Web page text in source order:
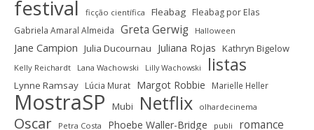
festival ficção científica Fleabag Fleabag por Elas
Gabriela Amaral Almeida Greta Gerwig Halloween
Jane Campion Julia Ducournau Juliana Rojas Kathryn Bigelow
Kelly Reichardt Lana Wachowski Lilly Wachowski listas
Lynne Ramsay Lúcia Murat Margot Robbie Marielle Heller
MostraSP Mubi Netflix olhardecinema
Oscar Petra Costa Phoebe Waller-Bridge publi romance